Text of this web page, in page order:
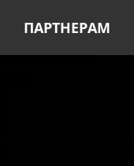
ПАРТНЕРАМ